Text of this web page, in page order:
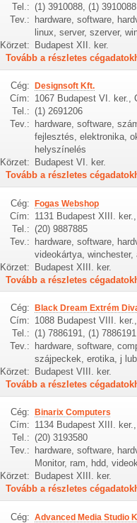
Tel.: (1) 3910088, (1) 3910088
Tev.:
hardware, software,
linux, server, szerver,
Körzet:
Budapest XII. ker.
Tovább a részletes
Cég: Designsoft Kft.
Cím: 1067 Budapest VI. ker.,
Tel.: (1) 2691206
Tev.:
hardware, software,
fejlesztés, elektronika,
helyszínelés
Körzet:
Budapest VI. ker.
Tovább a részletes
Cég: Fogas Webshop
Cím: 1131 Budapest XIII.
Tel.: (20) 9887885
Tev.: hardware, software,
videokártya, winchester,
Körzet: Budapest XIII. ker.
Tovább a részletes
Cég: Black Dream Extrém
Cím: 1088 Budapest VIII.
Tel.: (1) 7886191, (1) 7886191
Tev.:
hardware, software,
szájpeckek, erotika, j
Körzet:
Budapest VIII. ker.
Tovább a részletes
Cég: Binarix Computers
Cím: 1134 Budapest XIII.
Tel.: (20) 3193580
Tev.:
hardware, software,
Monitor, ram, hdd,
Körzet:
Budapest XIII. ker.
Tovább a részletes
Cég: Advanced Media Studio